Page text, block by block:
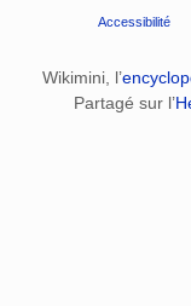
Accessibilité
Wikimini, l’
Partagé sur l’